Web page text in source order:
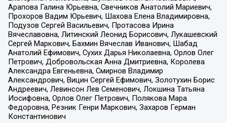
Арапова Галина Юрьевна, Свечников Анатолий Мариевич,
Прохоров Вадим Юрьевич, Шахова Елена Владимировна,
Подузов Сергей Васильевич, Протасова Ирина
Вячеславовна, Литинский Леонид Борисович, Лукашевский
Сергей Маркович, Бахмин Вячеслав Иванович, Шабад
Анатолий Ефимович, Сухих Дарья Николаевна, Орлов Олег
Петрович, Добровольская Анна Дмитриевна, Королева
Александра Евгеньевна, Смирнов Владимир
Александрович, Вицин Сергей Ефимович, Золотухин Борис
Андреевич, Левинсон Лев Семенович, Локшина Татьяна
Иосифовна, Орлов Олег Петрович, Полякова Мара
Федоровна, Резник Генри Маркович, Захаров Герман
Константинович